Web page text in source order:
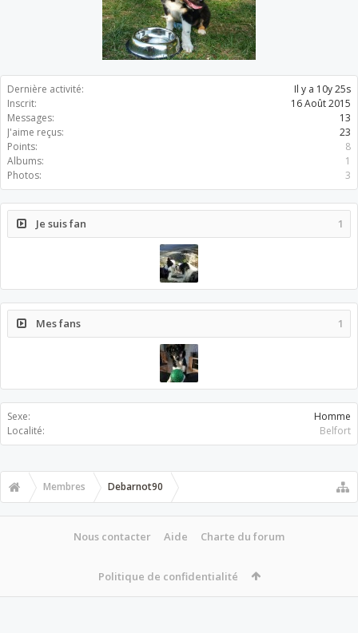
Dernière activité:
Il y a 10y 25s
Inscrit:
16 Août 2015
Messages:
13
J'aime reçus:
23
Points:
8
Albums:
1
Photos:
3
Je suis fan 1
Mes fans 1
Sexe:
Homme
Localité:
Belfort
Membres Debarnot90
Nous contacter Aide Charte du forum
Politique de confidentialité